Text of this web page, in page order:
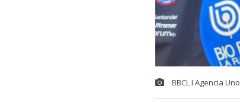
BBCL I Agencia Uno